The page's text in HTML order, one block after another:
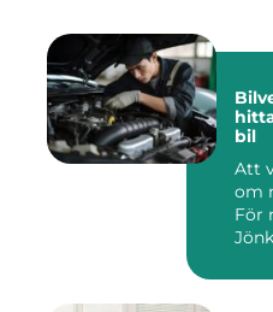
bil
Att
om
För